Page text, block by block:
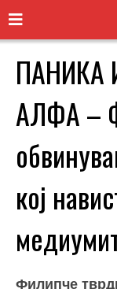
ПАНИКА
АЛФА –
кој
Филипче